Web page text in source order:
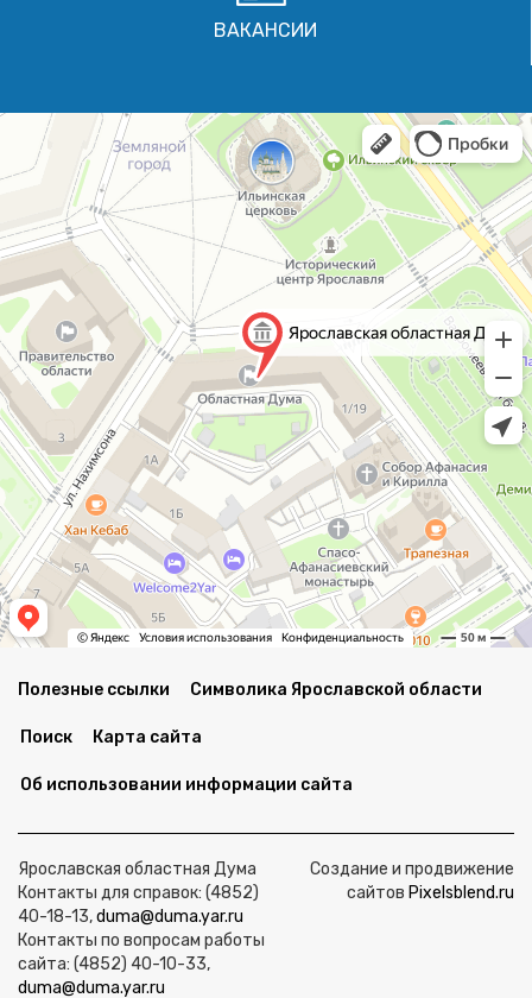
ВАКАНСИИ
Полезные ссылки Символика Ярославской области
Поиск Карта сайта
Об использовании информации сайта
Ярославская областная Дума
Контакты для справок: (4852)
40-18-13,duma@duma.yar.ru
Контакты по вопросам работы
сайта: (4852) 40-10-33,
duma@duma.yar.ru
Создание и продвижение
сайтов Pixelsblend.ru